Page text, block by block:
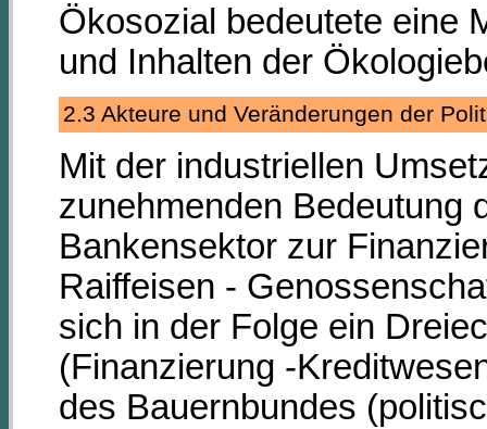
Ökosozial bedeutete eine
und Inhalten der
2.3 Akteure und Veränderungen der
Mit der industriellen
zunehmenden Bedeutung
Bankensektor zur
Raiffeisen -
sich in der Folge ein
(Finanzierung -
des Bauernbundes